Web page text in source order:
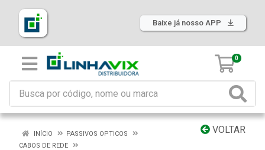
Baixe já nosso APP
0
VOLTAR
INÍCIO
PASSIVOS OPTICOS
CABOS DE REDE